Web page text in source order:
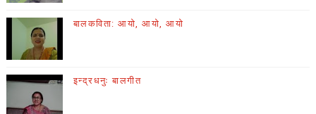
बालकविता: आयो, आयो, आयो
इन्द्रधनुः बालगीत